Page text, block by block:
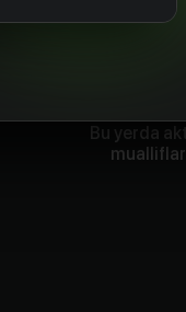
Bu yerda